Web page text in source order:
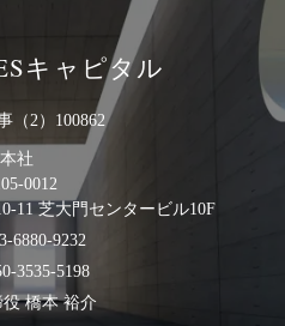
キャピタル
（2）100862
本社
0012
11 芝大門センタービル10F
6880-9232
3535-5198
橋本 裕介